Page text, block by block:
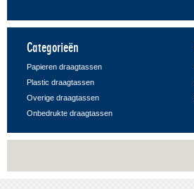
Categorieën
Papieren draagtassen
Plastic draagtassen
Overige draagtassen
Onbedrukte draagtassen